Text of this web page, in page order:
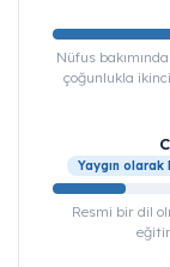
Nüfus
çoğunlukla
Yaygın olarak
Resmi bir dil